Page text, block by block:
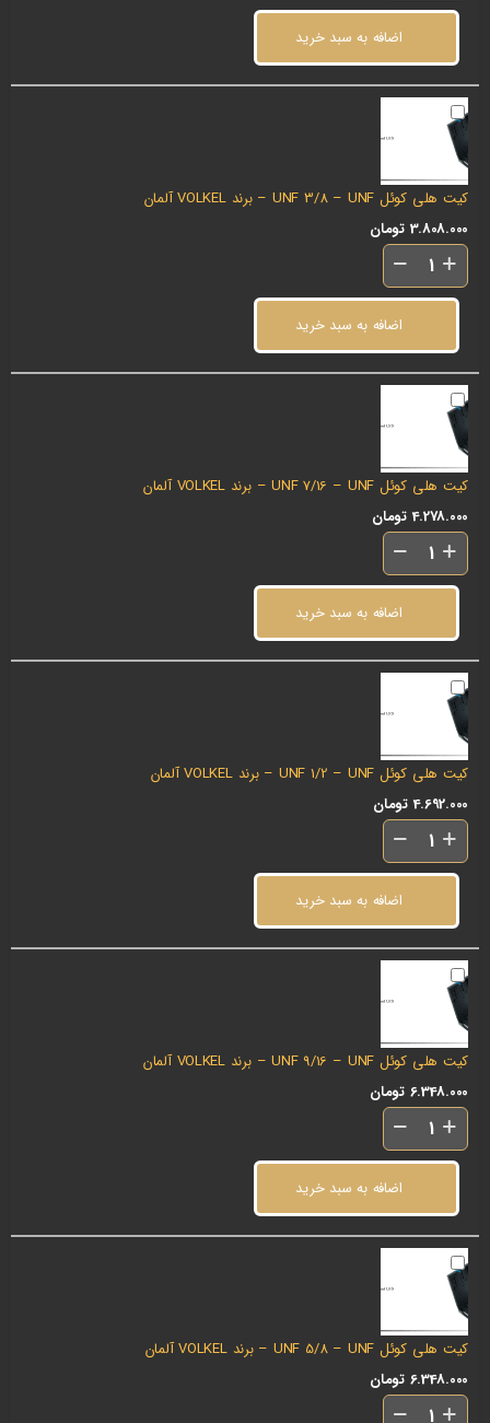
اضافه به سبد خرید
کیت هلی کوئل UNF 3/8 – UNF – برند VOLKEL آلمان
3.808.000 تومان
اضافه به سبد خرید
کیت هلی کوئل UNF 7/16 – UNF – برند VOLKEL آلمان
4.278.000 تومان
اضافه به سبد خرید
کیت هلی کوئل UNF 1/2 – UNF – برند VOLKEL آلمان
4.692.000 تومان
اضافه به سبد خرید
کیت هلی کوئل UNF 9/16 – UNF – برند VOLKEL آلمان
6.348.000 تومان
اضافه به سبد خرید
کیت هلی کوئل UNF 5/8 – UNF – برند VOLKEL آلمان
6.348.000 تومان